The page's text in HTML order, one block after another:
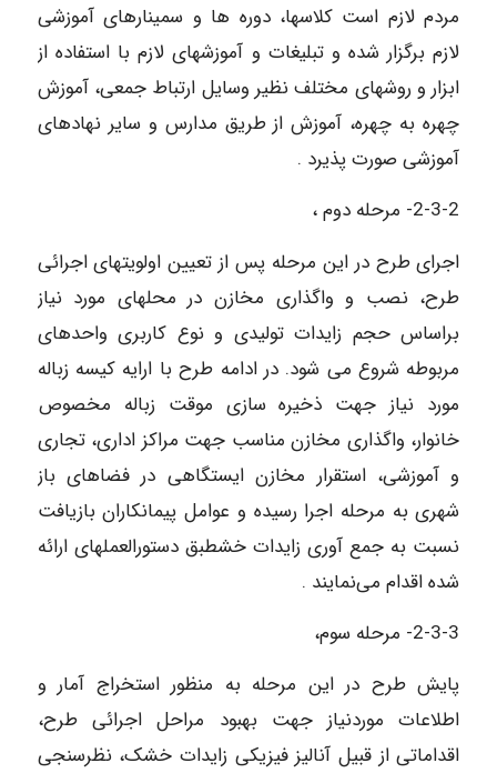
مردم لازم است کلاسها، دوره ها و سمینارهای آموزشی
لازم برگزار شده و تبلیغات و آموزشهای لازم با استفاده از
ابزار و روشهای مختلف نظیر وسایل ارتباط جمعی، آموزش
چهره به چهره، آموزش از طریق مدارس و سایر نهادهای
آموزشی صورت پذیرد .
2-3-2- مرحله دوم ،
اجرای طرح در این مرحله پس از تعیین اولویتهای اجرائی
طرح، نصب و واگذاری مخازن در محلهای مورد نیاز
براساس حجم زایدات تولیدی و نوع کاربری واحدهای
مربوطه شروع می شود. در ادامه طرح با ارایه کیسه زباله
مورد نیاز جهت ذخیره سازی موقت زباله مخصوص
خانوار، واگذاری مخازن مناسب جهت مراکز اداری، تجاری
و آموزشی، استقرار مخازن ایستگاهی در فضاهای باز
شهری به مرحله اجرا رسیده و عوامل پیمانکاران بازیافت
نسبت به جمع آوری زایدات خشطبق دستورالعملهای ارائه
شده اقدام می‌نمایند .
2-3-3- مرحله سوم،
پایش طرح در این مرحله به منظور استخراج آمار و
اطلاعات موردنیاز جهت بهبود مراحل اجرائی طرح،
اقداماتی از قبیل آنالیز فیزیکی زایدات خشک، نظرسنجی